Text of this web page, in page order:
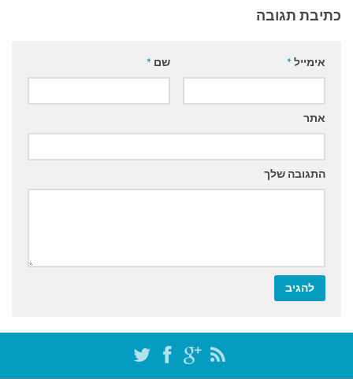
כתיבת תגובה
שם * אימייל*
אתר
התגובה שלך